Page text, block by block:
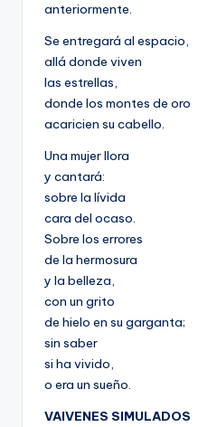
anteriormente.
Se entregará al espacio,
allá donde viven
las estrellas,
donde los montes de oro
acaricien su cabello.
Una mujer llora
y cantará:
sobre la lívida
cara del ocaso.
Sobre los errores
de la hermosura
y la belleza,
con un grito
de hielo en su garganta;
sin saber
si ha vivido,
o era un sueño.
VAIVENES SIMULADOS